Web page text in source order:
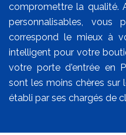
compromettre la qualité.
personnalisables,
correspond le mieux à
intelligent pour votre
votre porte d'entrée en
sont les moins chères sur
établi par ses chargés de